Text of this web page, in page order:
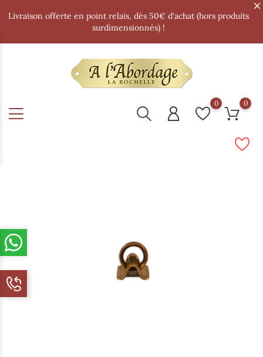
Livraison offerte en point relais, dès 50€ d'achat (hors produits
surdimensionnés) !
0 0